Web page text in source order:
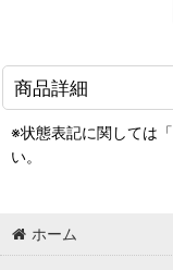
商品詳細
※状態表記に関しては「
い。
ホーム